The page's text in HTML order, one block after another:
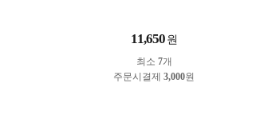
11,650 원
최소 7개
주문시결제 3,000원